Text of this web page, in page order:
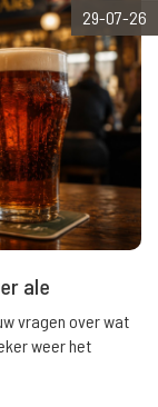
29-07-26
ale
vragen over wat
weer het